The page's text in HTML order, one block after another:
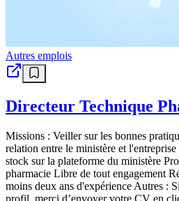
Autres emplois
Directeur Technique
Missions : Veiller sur les bonnes
relation entre le ministère et
stock sur la plateforme du ministère
pharmacie Libre de tout engagement
moins deux ans d'expérience Autres :
profil, merci d’envoyer votre CV en